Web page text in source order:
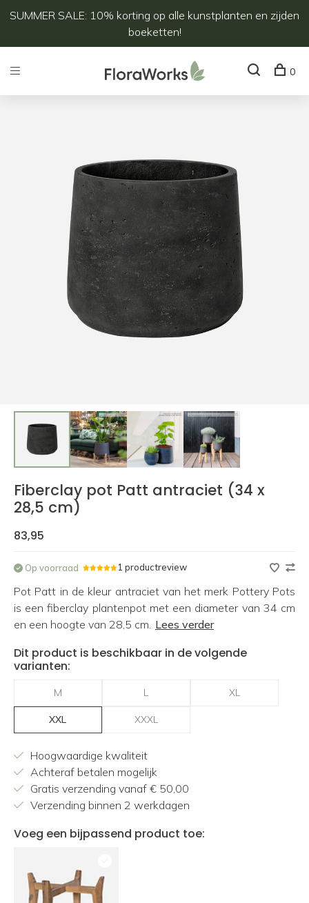
SUMMER SALE: 10% korting op alle kunstplanten en zijden
boeketten!
0
Fiberclay pot Patt antraciet (34 x
28,5 cm)
83,95
Op voorraad 1 productreview
Pot Patt in de kleur antraciet van het merk Pottery Pots
is een fiberclay plantenpot met een diameter van 34 cm
en een hoogte van 28,5 cm. Lees verder
Dit product is beschikbaar in de volgende
varianten:
M L XL
XXL XXXL
Hoogwaardige kwaliteit
Achteraf betalen mogelijk
Gratis verzending vanaf € 50,00
Verzending binnen 2 werkdagen
Voeg een bijpassend product toe: